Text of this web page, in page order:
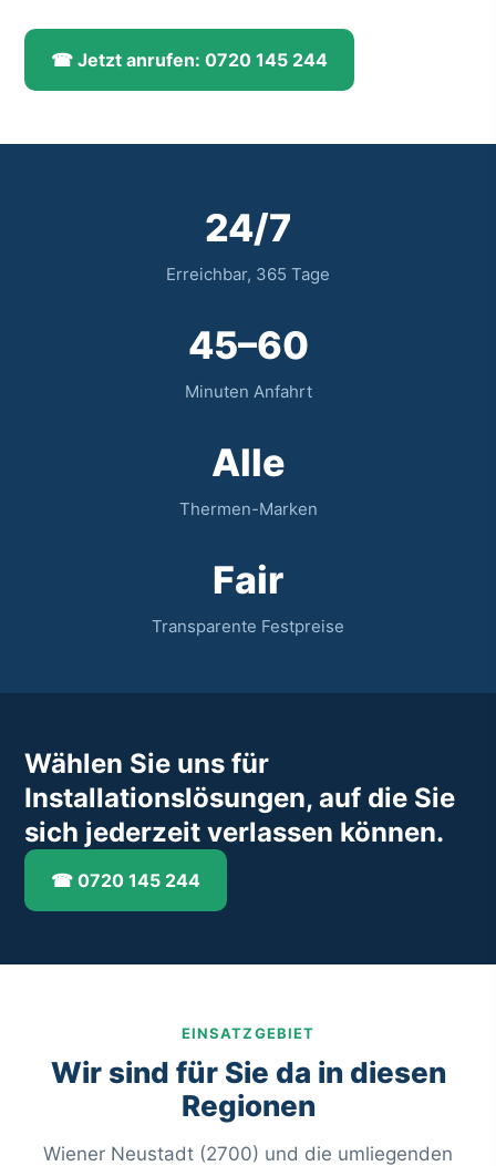
☎ Jetzt anrufen: 0720 145 244
24/7
Erreichbar, 365 Tage
45–60
Minuten Anfahrt
Alle
Thermen-Marken
Fair
Transparente Festpreise
Wählen Sie uns für
Installationslösungen, auf die Sie
sich jederzeit verlassen können.
☎ 0720 145 244
EINSATZGEBIET
Wir sind für Sie da in diesen
Regionen
Wiener Neustadt (2700) und die umliegenden